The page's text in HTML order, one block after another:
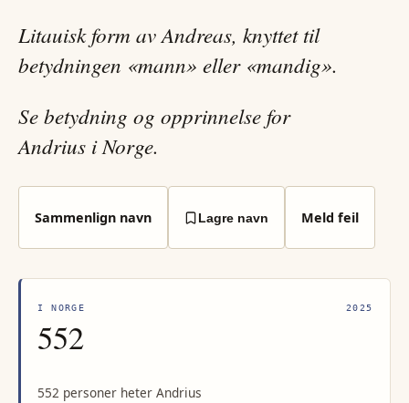
Litauisk form av Andreas, knyttet til
betydningen «mann» eller «mandig».
Se betydning og opprinnelse for
Andrius i Norge.
Sammenlign navn Lagre navn Meld feil
I NORGE 2025
552
552 personer heter Andrius